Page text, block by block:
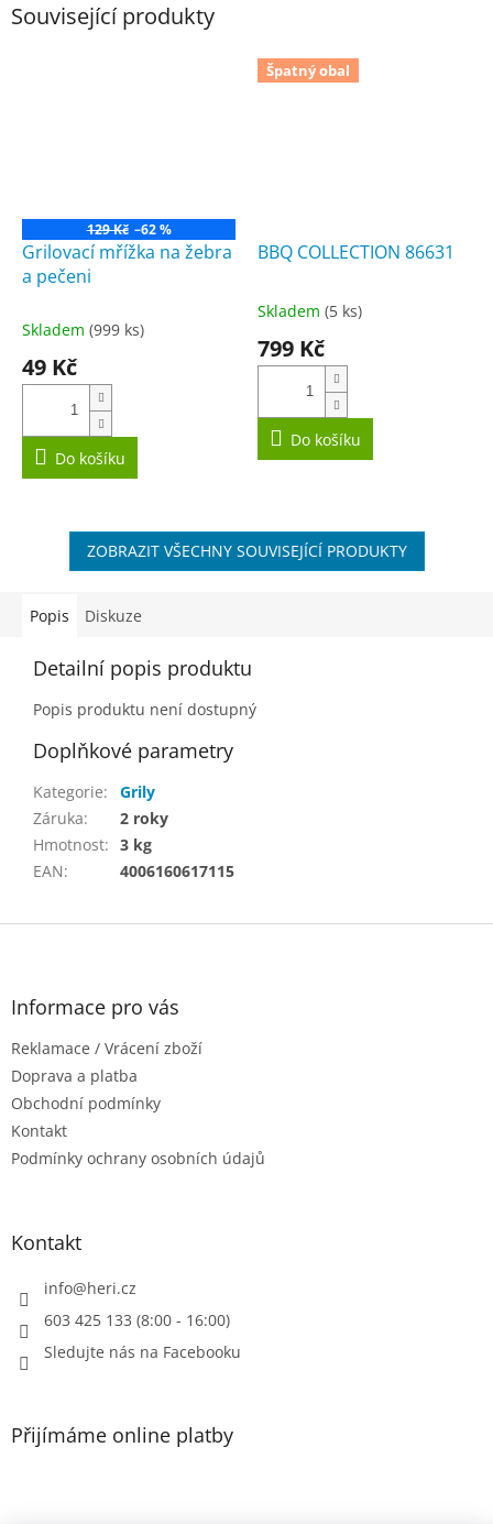
Související produkty
129 Kč –62 %
Grilovací mřížka na žebra
a pečeni
Skladem (999 ks)
49 Kč
Do košíku
Špatný obal
BBQ COLLECTION 86631
Průměrné
produktu
z
hvězdiček.
Skladem (5 ks)
799 Kč
Do košíku
ZOBRAZIT VŠECHNY SOUVISEJÍCÍ PRODUKTY
Popis Diskuze
Detailní popis produktu
Popis produktu není dostupný
Doplňkové parametry
Kategorie:
Grily
Záruka:
2 roky
Hmotnost: 3 kg
EAN: 4006160617115
Z
Informace pro vás
Reklamace / Vrácení zboží
Doprava a platba
Obchodní podmínky
Kontakt
Podmínky ochrany osobních údajů
Kontakt
info@heri.cz
603 425 133 (8:00 - 16:00)
Sledujte nás na Facebooku
Přijímáme online platby